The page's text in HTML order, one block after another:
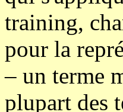
training,
pour la
– un terme
plupart des